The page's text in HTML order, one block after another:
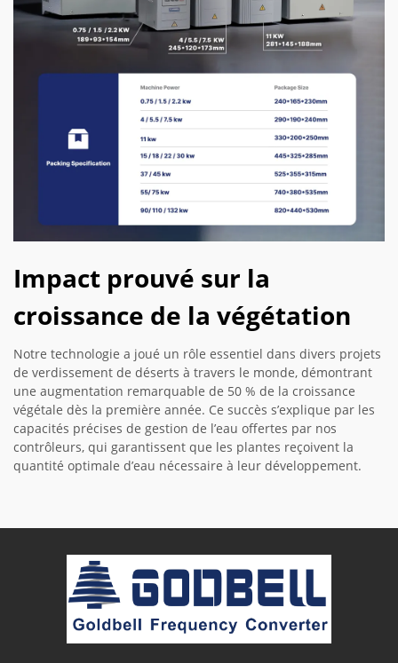
Impact prouvé sur la
croissance de la végétation
Notre technologie a joué un rôle essentiel dans divers projets
de verdissement de déserts à travers le monde, démontrant
une augmentation remarquable de 50 % de la croissance
végétale dès la première année. Ce succès s’explique par les
capacités précises de gestion de l’eau offertes par nos
contrôleurs, qui garantissent que les plantes reçoivent la
quantité optimale d’eau nécessaire à leur développement.